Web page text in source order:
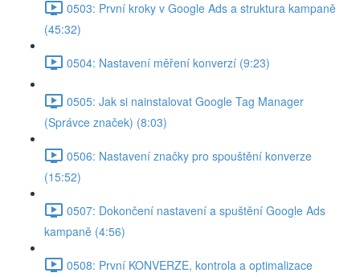
0503: První kroky v Google Ads a struktura kampaně
(45:32)
0504: Nastavení měření konverzí (9:23)
0505: Jak si nainstalovat Google Tag Manager
(Správce značek) (8:03)
0506: Nastavení značky pro spouštění konverze
(15:52)
0507: Dokončení nastavení a spuštění Google Ads
kampaně (4:56)
0508: První KONVERZE, kontrola a optimalizace